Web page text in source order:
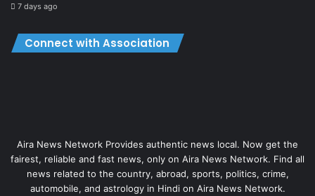
7 days ago
Connect with Association
Aira News Network Provides authentic news local. Now get the
fairest, reliable and fast news, only on Aira News Network. Find all
news related to the country, abroad, sports, politics, crime,
automobile, and astrology in Hindi on Aira News Network.